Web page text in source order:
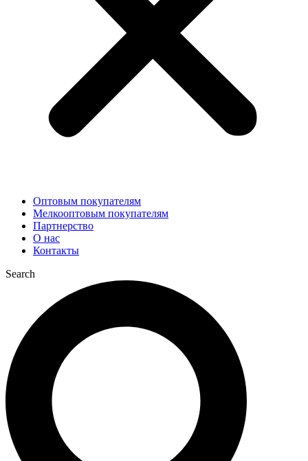
Оптовым покупателям
Мелкооптовым покупателям
Партнерство
О нас
Контакты
Search